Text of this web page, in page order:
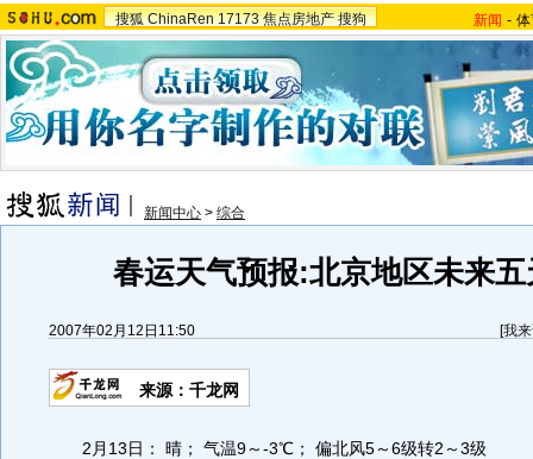
搜狐 ChinaRen 17173 焦点房地产 搜狗 新闻 -
新闻中心 > 综合
春运天气预报:北京地区未来
2007年02月12日11:50 [我
来源：千龙网
2月13日： 晴； 气温9～-3℃； 偏北风5～6级转2～3级